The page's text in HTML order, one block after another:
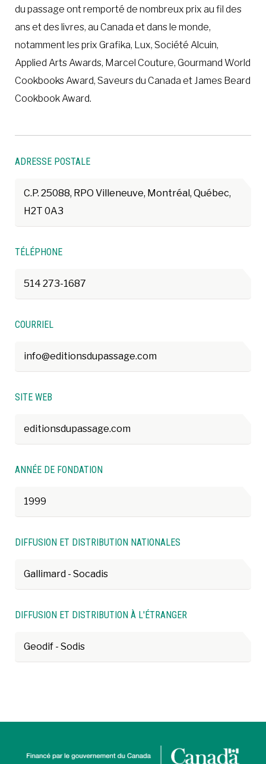
du passage ont remporté de nombreux prix au fil des
ans et des livres, au Canada et dans le monde,
notamment les prix Grafika, Lux, Société Alcuin,
Applied Arts Awards, Marcel Couture, Gourmand World
Cookbooks Award, Saveurs du Canada et James Beard
Cookbook Award.
ADRESSE POSTALE
C.P. 25088, RPO Villeneuve, Montréal, Québec,
H2T 0A3
TÉLÉPHONE
514 273-1687
COURRIEL
info@editionsdupassage.com
SITE WEB
editionsdupassage.com
ANNÉE DE FONDATION
1999
DIFFUSION ET DISTRIBUTION NATIONALES
Gallimard - Socadis
DIFFUSION ET DISTRIBUTION À L'ÉTRANGER
Geodif - Sodis